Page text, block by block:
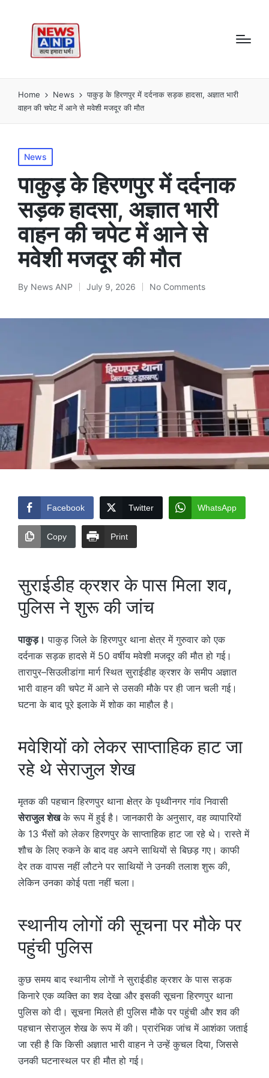
Home News
पाकुड़ के हिरणपुर में दर्दनाक सड़क हादसा, अज्ञात भारी
वाहन की चपेट में आने से मवेशी मजदूर की मौत
Posted
in
News
पाकुड़ के हिरणपुर में दर्दनाक
सड़क हादसा, अज्ञात भारी
वाहन की चपेट में आने से
मवेशी मजदूर की मौत
Posted
By News ANP July 9, 2026 No Comments
Facebook Twitter WhatsApp
Copy Print
सुराईडीह क्रशर के पास मिला शव,
पुलिस ने शुरू की जांच
पाकुड़। पाकुड़ जिले के हिरणपुर थाना क्षेत्र में गुरुवार को एक
दर्दनाक सड़क हादसे में 50 वर्षीय मवेशी मजदूर की मौत हो गई।
तारापुर–सिउलीडांगा मार्ग स्थित सुराईडीह क्रशर के समीप अज्ञात
भारी वाहन की चपेट में आने से उसकी मौके पर ही जान चली गई।
घटना के बाद पूरे इलाके में शोक का माहौल है।
मवेशियों को लेकर साप्ताहिक हाट जा
रहे थे सेराजुल शेख
मृतक की पहचान हिरणपुर थाना क्षेत्र के पृथ्वीनगर गांव निवासी
सेराजुल शेखके रूप में हुई है। जानकारी के अनुसार, वह व्यापारियों
के 13 भैंसों को लेकर हिरणपुर के साप्ताहिक हाट जा रहे थे। रास्ते में
शौच के लिए रुकने के बाद वह अपने साथियों से बिछड़ गए। काफी
देर तक वापस नहीं लौटने पर साथियों ने उनकी तलाश शुरू की,
लेकिन उनका कोई पता नहीं चला।
स्थानीय लोगों की सूचना पर मौके पर
पहुंची पुलिस
कुछ समय बाद स्थानीय लोगों ने सुराईडीह क्रशर के पास सड़क
किनारे एक व्यक्ति का शव देखा और इसकी सूचना हिरणपुर थाना
पुलिस को दी। सूचना मिलते ही पुलिस मौके पर पहुंची और शव की
पहचान सेराजुल शेख के रूप में की। प्रारंभिक जांच में आशंका जताई
जा रही है कि किसी अज्ञात भारी वाहन ने उन्हें कुचल दिया, जिससे
उनकी घटनास्थल पर ही मौत हो गई।